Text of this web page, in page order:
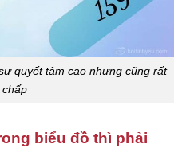
quyết tâm cao nhưng cũng rất
chấp
biểu đồ thì phải